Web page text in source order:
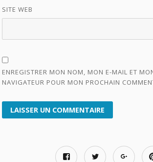
SITE WEB
ENREGISTRER MON NOM, MON E-MAIL ET
NAVIGATEUR POUR MON PROCHAIN